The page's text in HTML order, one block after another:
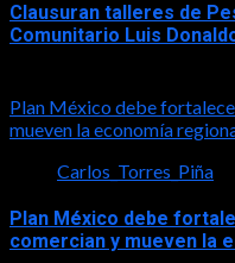
Clausuran talleres de
Comunitario Luis
Plan México debe
mueven la economía
Carlos_Torres_Piña
Plan México debe
comercian y mueven la